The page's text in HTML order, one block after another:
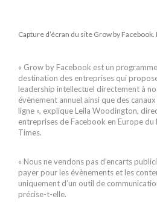
Capture d’écran du site Grow by Facebook.
« Grow by Facebook est un
destination des entreprises qui
leadership intellectuel directement à
évènement annuel ainsi que des
ligne », explique Leila Woodington,
entreprises de Facebook en Europe
Times.
« Nous ne vendons pas d’encarts
payer pour les évènements et les
uniquement d’un outil de
précise-t-elle.